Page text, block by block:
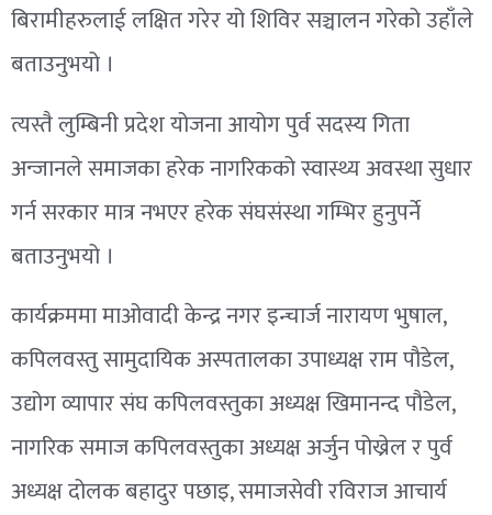
बिरामीहरुलाई लक्षित गरेर यो शिविर सञ्चालन गरेको उहाँले
बताउनुभयो ।
त्यस्तै लुम्बिनी प्रदेश योजना आयोग पुर्व सदस्य गिता
अन्जानले समाजका हरेक नागरिकको स्वास्थ्य अवस्था सुधार
गर्न सरकार मात्र नभएर हरेक संघसंस्था गम्भिर हुनुपर्ने
बताउनुभयो ।
कार्यक्रममा माओवादी केन्द्र नगर इन्चार्ज नारायण भुषाल,
कपिलवस्तु सामुदायिक अस्पतालका उपाध्यक्ष राम पौडेल,
उद्योग व्यापार संघ कपिलवस्तुका अध्यक्ष खिमानन्द पौडेल,
नागरिक समाज कपिलवस्तुका अध्यक्ष अर्जुन पोख्रेल र पुर्व
अध्यक्ष दोलक बहादुर पछाइ, समाजसेवी रविराज आचार्य